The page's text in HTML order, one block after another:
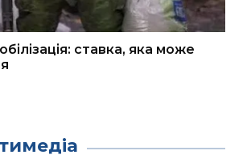
ставка, яка може